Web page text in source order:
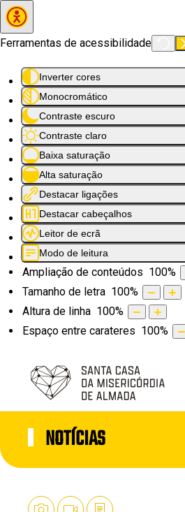
Ferramentas de acessibilidade
Inverter cores
Monocromático
Contraste escuro
Contraste claro
Baixa saturação
Alta saturação
Destacar ligações
Destacar cabeçalhos
Leitor de ecrã
Modo de leitura
Ampliação de conteúdos 100%
Tamanho de letra 100%
Altura de linha 100%
Espaço entre carateres 100%
Saltar para o conteúdo principal
NOTÍCIAS